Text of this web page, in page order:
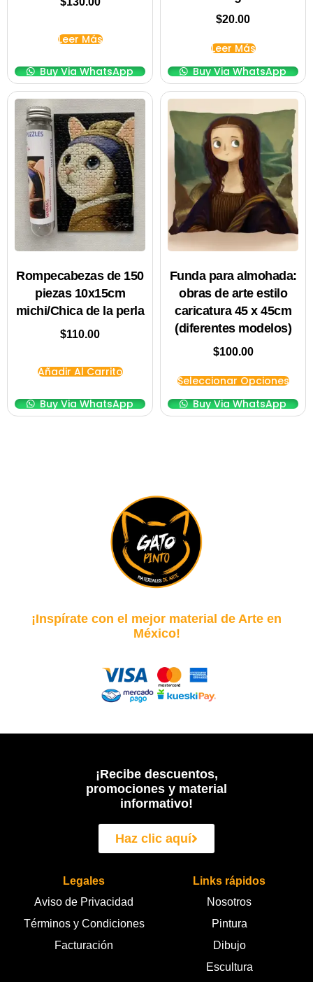
Leer Más
Buy Via WhatsApp
$20.00
Leer Más
Buy Via WhatsApp
Rompecabezas de 150
piezas 10x15cm
michi/Chica de la perla
$110.00
Añadir Al Carrito
Buy Via WhatsApp
Funda para almohada:
obras de arte estilo
caricatura 45 x 45cm
(diferentes modelos)
$100.00
Seleccionar Opciones
Buy Via WhatsApp
¡Inspírate con el mejor material de Arte en
México!
¡Recibe descuentos,
promociones y material
informativo!
Haz clic aquí
Legales
Aviso de Privacidad
Términos y Condiciones
Facturación
Links rápidos
Nosotros
Pintura
Dibujo
Escultura